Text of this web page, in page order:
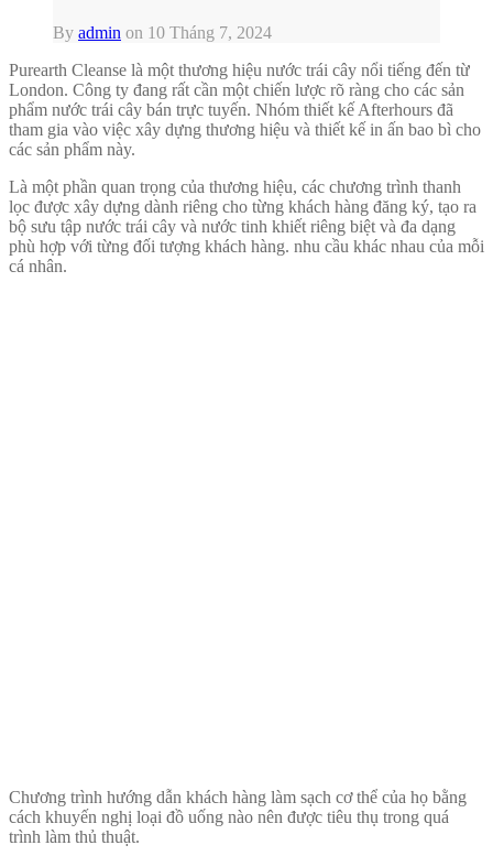
By admin on 10 Tháng 7, 2024
Purearth Cleanse là một thương hiệu nước trái cây nổi tiếng đến từ
London. Công ty đang rất cần một chiến lược rõ ràng cho các sản
phẩm nước trái cây bán trực tuyến. Nhóm thiết kế Afterhours đã
tham gia vào việc xây dựng thương hiệu và thiết kế in ấn bao bì cho
các sản phẩm này.
Là một phần quan trọng của thương hiệu, các chương trình thanh
lọc được xây dựng dành riêng cho từng khách hàng đăng ký, tạo ra
bộ sưu tập nước trái cây và nước tinh khiết riêng biệt và đa dạng
phù hợp với từng đối tượng khách hàng. nhu cầu khác nhau của mỗi
cá nhân.
Chương trình hướng dẫn khách hàng làm sạch cơ thể của họ bằng
cách khuyến nghị loại đồ uống nào nên được tiêu thụ trong quá
trình làm thủ thuật.